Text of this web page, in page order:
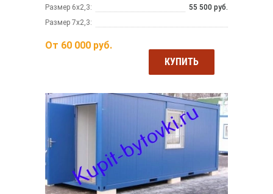
Размер 6х2,3:
55 500 руб.
Размер 7х2,3:
От 60 000 руб.
КУПИТЬ